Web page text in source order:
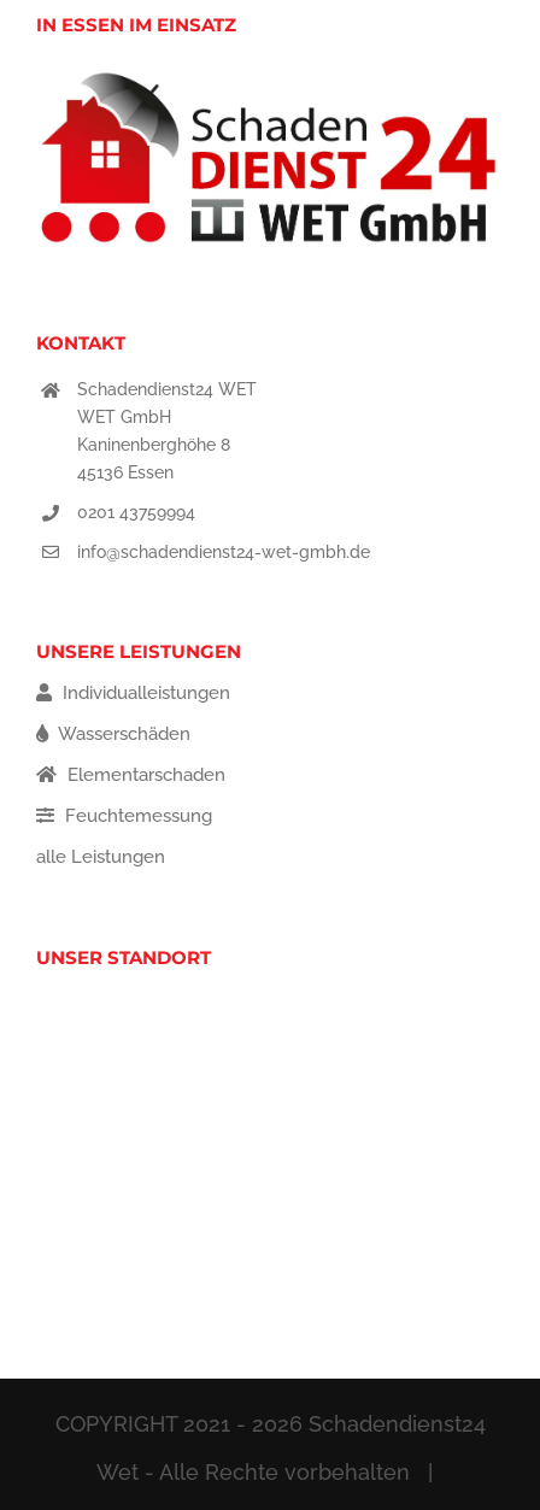
IN ESSEN IM EINSATZ
KONTAKT
Schadendienst24 WET
WET GmbH
Kaninenberghöhe 8
45136 Essen
0201 43759994
info@schadendienst24-wet-gmbh.de
UNSERE LEISTUNGEN
Individualleistungen
Wasserschäden
Elementarschaden
Feuchtemessung
alle Leistungen
UNSER STANDORT
COPYRIGHT 2021 - 2026 Schadendienst24
Wet - Alle Rechte vorbehalten |